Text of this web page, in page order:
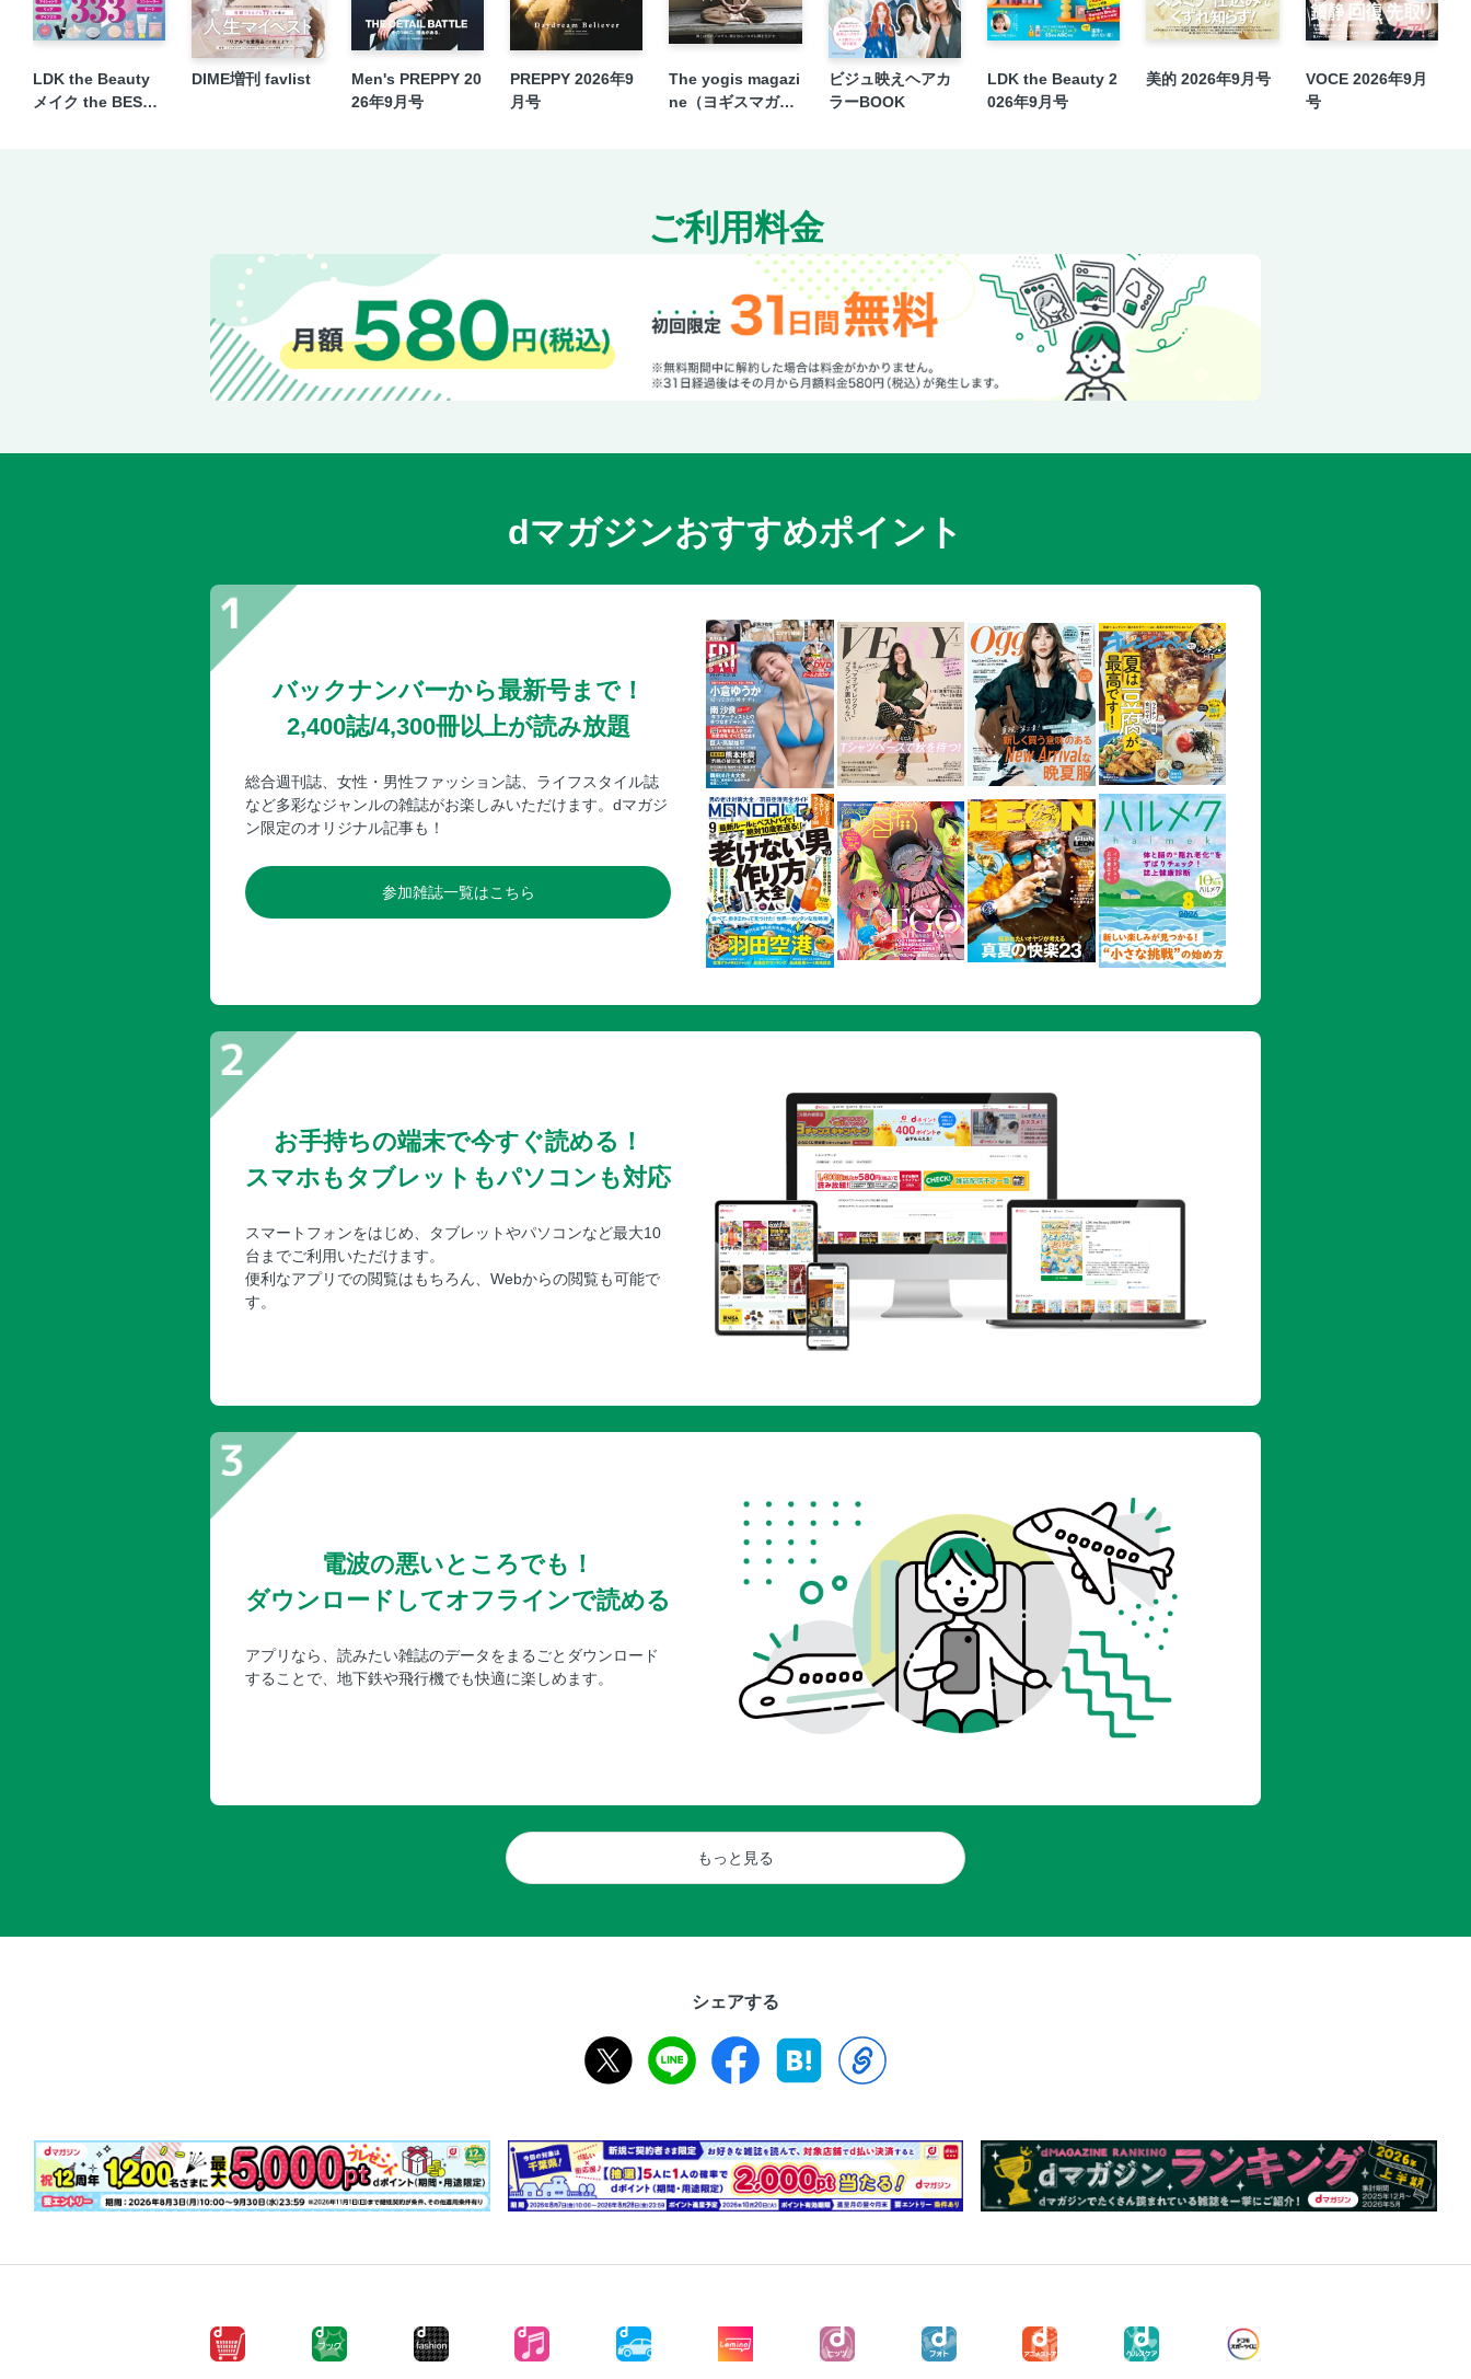
美容界を賑わすトレンドを全力取材 気になる美ネタ ヒットパレード2025AW／韓国
コスメトレンドTOPICS
美容界を賑わすトレンドを全力取材 気になる美ネタ ヒットパレード2025AW／次く
るバズりフード大調査！
連載「コスメカレンダー エクスプレス」
連載「最新美容の裏側「ここだけの話」」
LDK the Beauty
メイク the BEST 2
DIME増刊 favlist
Men's PREPPY 20
26年9月号
PREPPY 2026年9
月号
The yogis magazi
ne（ヨギスマガジ
ビジュ映えヘアカ
ラーBOOK
LDK the Beauty 2
026年9月号
美的 2026年9月号
VOCE 2026年9月
号
ご利用料金
dマガジンおすすめポイント
バックナンバーから最新号まで！
2,400誌/4,300冊以上が読み放題
総合週刊誌、女性・男性ファッション誌、ライフスタイル誌
など多彩なジャンルの雑誌がお楽しみいただけます。dマガジ
ン限定のオリジナル記事も！
参加雑誌一覧はこちら
お手持ちの端末で今すぐ読める！
スマホもタブレットもパソコンも対応
スマートフォンをはじめ、タブレットやパソコンなど最大10
台までご利用いただけます。
便利なアプリでの閲覧はもちろん、Webからの閲覧も可能で
す。
電波の悪いところでも！
ダウンロードしてオフラインで読める
アプリなら、読みたい雑誌のデータをまるごとダウンロード
することで、地下鉄や飛行機でも快適に楽しめます。
もっと見る
シェアする